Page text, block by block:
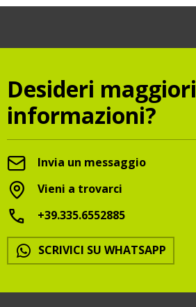
Desideri maggiori
informazioni?
Invia un messaggio
Vieni a trovarci
+39.335.6552885
SCRIVICI SU WHATSAPP